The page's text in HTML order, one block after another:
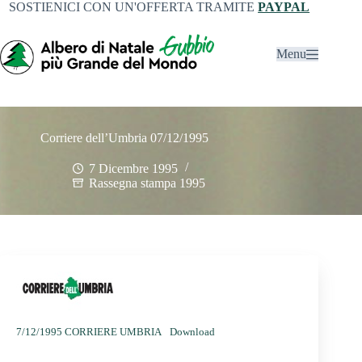
SOSTIENICI CON UN'OFFERTA TRAMITEPAYPAL
Menu
Corriere dell’Umbria 07/12/1995
7 Dicembre 1995
Rassegna stampa 1995
7/12/1995 CORRIERE UMBRIA Download